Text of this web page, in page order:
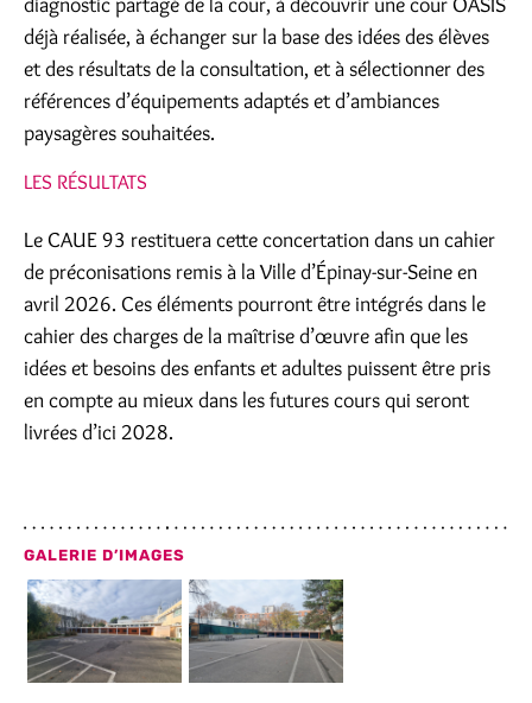
déjà réalisée, à échanger sur la base des idées des élèves
et des résultats de la consultation, et à sélectionner des
références d’équipements adaptés et d’ambiances
paysagères souhaitées.
LES RÉSULTATS
Le CAUE 93 restituera cette concertation dans un cahier
de préconisations remis à la Ville d’Épinay-sur-Seine en
avril 2026. Ces éléments pourront être intégrés dans le
cahier des charges de la maîtrise d’œuvre afin que les
idées et besoins des enfants et adultes puissent être pris
en compte au mieux dans les futures cours qui seront
livrées d’ici 2028.
GALERIE D’IMAGES